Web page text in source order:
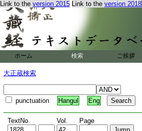
Link to the version 2015 Link to the version 2018
ホーム 検索 ご挨拶
大正蔵検索
punctuation Hangul Eng
TextNo. Vol. Page